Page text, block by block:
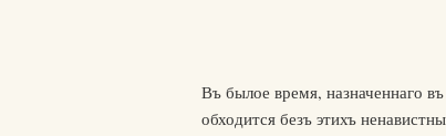
Въ былое время, назначеннаго
обходится безъ этихъ